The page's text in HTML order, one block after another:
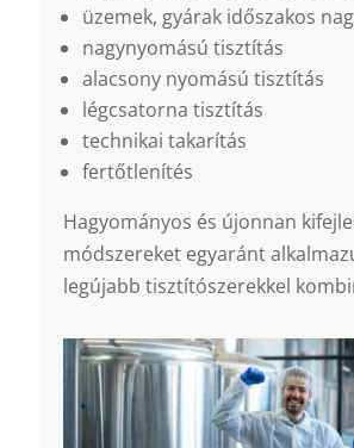
üzemek, gyárak időszakos
nagynyomású tisztítás
alacsony nyomású tisztítás
légcsatorna tisztítás
technikai takarítás
fertőtlenítés
Hagyományos és újonnan
módszereket egyaránt
legújabb tisztítószerekkel